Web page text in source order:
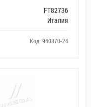
FT82736
Италия
Код: 940870-24